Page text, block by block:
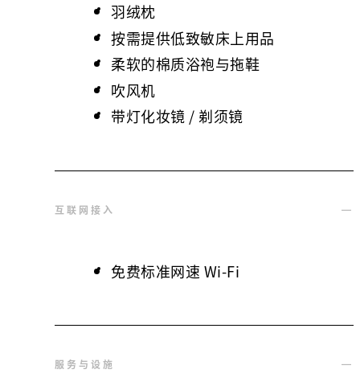
羽绒枕
按需提供低致敏床上用品
柔软的棉质浴袍与拖鞋
吹风机
带灯化妆镜 / 剃须镜
互联网接入
免费标准网速 Wi-Fi
服务与设施